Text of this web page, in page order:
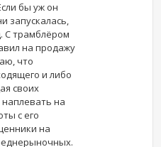
бы уж он
запускалась,
С трамблёром
на продажу
что
и либо
своих
на
с его
на